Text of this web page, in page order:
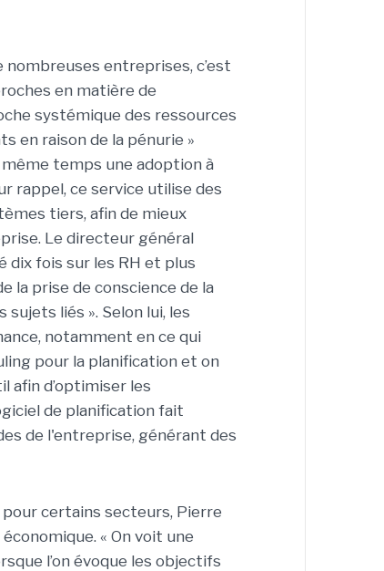
entreprises, c’est
en matière de
systémique des ressources
en raison de la pénurie »
temps une adoption à
rappel, ce service utilise des
tiers, afin de mieux
Le directeur général
dix fois sur les RH et plus
la prise de conscience de la
liés ». Selon lui, les
notamment en ce qui
pour la planification et on
afin d’optimiser les
de planification fait
de l'entreprise, générant des
certains secteurs, Pierre
« On voit une
l’on évoque les objectifs